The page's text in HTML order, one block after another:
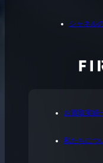
お買取実績
私たちにつ
シャネル